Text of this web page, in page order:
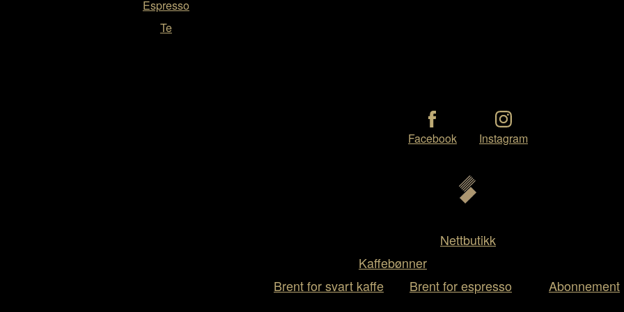
Espresso
Te
Facebook Instagram
Nettbutikk
Kaffebønner
Brent for svart kaffe
Brent for espresso Abonnement